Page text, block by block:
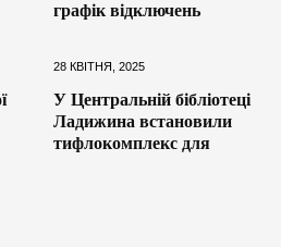
графік відключень
28 КВІТНЯ, 2025
У Центральній бібліотеці
Ладижина встановили
тифлокомплекс для